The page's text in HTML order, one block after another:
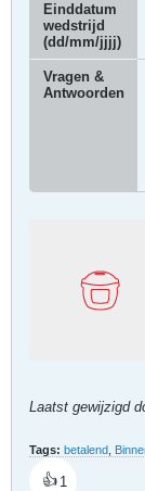
Einddatum
wedstrijd
(dd/mm/jjjj)
Vragen &
Antwoorden
Laatst gewijzigd
Tags: betalend
👍 1